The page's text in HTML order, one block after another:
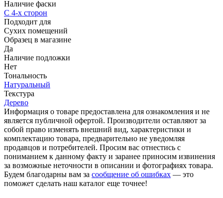
Наличие фаски
С 4-х сторон
Подходит для
Сухих помещений
Образец в магазине
Да
Наличие подложки
Нет
Тональность
Натуральный
Текстура
Дерево
Информация о товаре предоставлена для ознакомления и не
является публичной офертой. Производители оставляют за
собой право изменять внешний вид, характеристики и
комплектацию товара, предварительно не уведомляя
продавцов и потребителей. Просим вас отнестись с
пониманием к данному факту и заранее приносим извинения
за возможные неточности в описании и фотографиях товара.
Будем благодарны вам за сообщение об ошибках — это
поможет сделать наш каталог еще точнее!